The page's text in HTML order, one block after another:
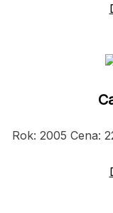
Rok: 2005 Cena: